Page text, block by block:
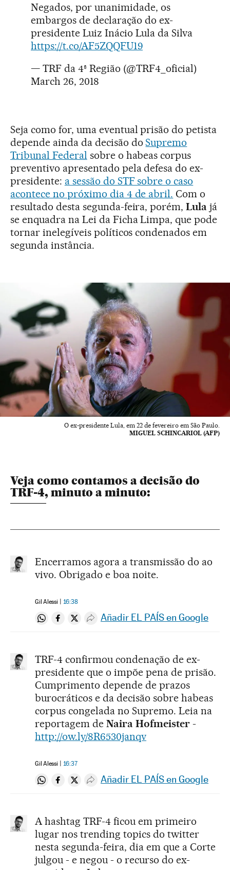
Negados, por unanimidade, os
embargos de declaração do ex-
presidente Luiz Inácio Lula da Silva
https://t.co/AF5ZQQFU19
— TRF da 4ª Região (@TRF4_oficial)
March 26, 2018
Seja como for, uma eventual prisão do petista
depende ainda da decisão doSupremo
Tribunal Federal sobre o habeas corpus
preventivo apresentado pela defesa do ex-
presidente: a sessão do STF sobre o caso
acontece no próximo dia 4 de abril. Com o
resultado desta segunda-feira, porém,Lula já
se enquadra na Lei da Ficha Limpa, que pode
tornar inelegíveis políticos condenados em
segunda instância.
O ex-presidente Lula, em 22 de fevereiro em São Paulo.
MIGUEL SCHINCARIOL (AFP)
Veja como contamos a decisão do
TRF-4, minuto a minuto:
Encerramos agora a transmissão do ao
vivo. Obrigado e boa noite.
Gil Alessi 16:38
Compartir en Whatsapp
Compartir en Facebook
Compartir en Twitter
Desplegar Redes Sociales
Añadir EL PAÍS en Google
TRF-4 confirmou condenação de ex-
presidente que o impõe pena de prisão.
Cumprimento depende de prazos
burocráticos e da decisão sobre habeas
corpus congelada no Supremo. Leia na
reportagem de Naira Hofmeister -
http://ow.ly/8R6530janqv
Gil Alessi 16:37
Compartir en Whatsapp
Compartir en Facebook
Compartir en Twitter
Desplegar Redes Sociales
Añadir EL PAÍS en Google
A hashtag TRF-4 ficou em primeiro
lugar nos trending topics do twitter
nesta segunda-feira, dia em que a Corte
julgou - e negou - o recurso do ex-